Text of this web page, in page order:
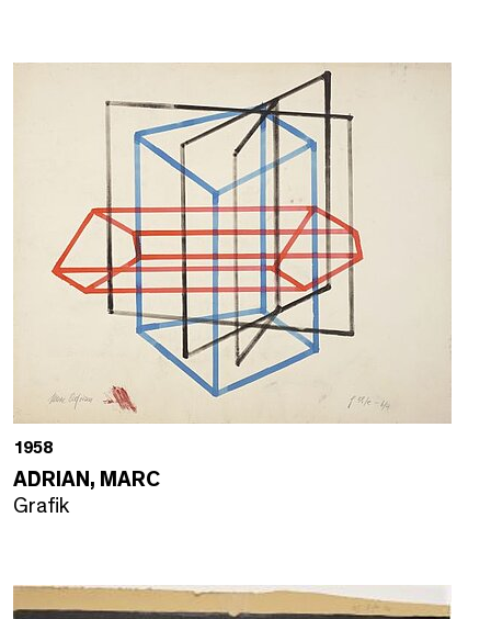
1958
ADRIAN, MARC
Grafik